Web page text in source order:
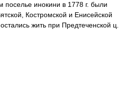
инокини в 1778 г. были
Костромской и Енисейской
жить при Предтеченской ц.